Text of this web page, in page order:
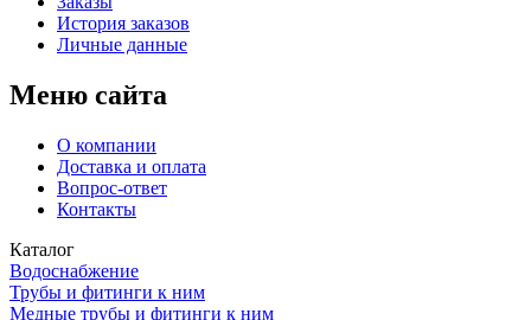
История заказов
Личные данные
Меню сайта
О компании
Доставка и оплата
Вопрос-ответ
Контакты
Каталог
Водоснабжение
Трубы и фитинги к ним
Медные трубы и фитинги к ним